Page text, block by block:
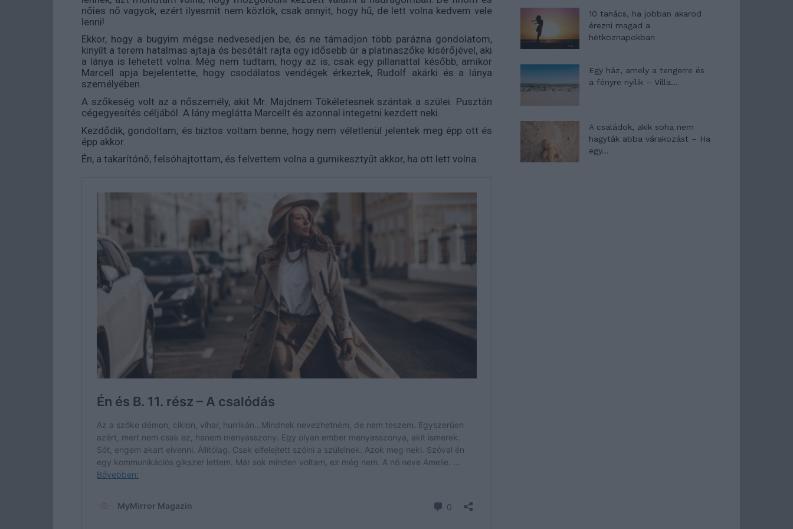
nőies nő vagyok, ezért ilyesmit nem közlök, csak annyit, hogy hű, de lett volna kedvem vele
lenni!
Ekkor, hogy a bugyim mégse nedvesedjen be, és ne támadjon több parázna gondolatom,
kinyílt a terem hatalmas ajtaja és besétált rajta egy idősebb úr a platinaszőke kísérőjével, aki
a lánya is lehetett volna. Még nem tudtam, hogy az is, csak egy pillanattal később, amikor
Marcell apja bejelentette, hogy csodálatos vendégek érkeztek, Rudolf akárki és a lánya
személyében.
A szőkeség volt az a nőszemély, akit Mr. Majdnem Tökéletesnek szántak a szülei. Pusztán
cégegyesítés céljából. A lány meglátta Marcellt és azonnal integetni kezdett neki.
Kezdődik, gondoltam, és biztos voltam benne, hogy nem véletlenül jelentek meg épp ott és
épp akkor.
Én, a takarítónő, felsóhajtottam, és felvettem volna a gumikesztyűt akkor, ha ott lett volna.
10 tanács, ha jobban akarod
érezni magad a
hétköznapokban
Egy ház, amely a tengerre és
a fényre nyílik – Villa...
A családok, akik soha nem
hagyták abba várakozást – Ha
egy...